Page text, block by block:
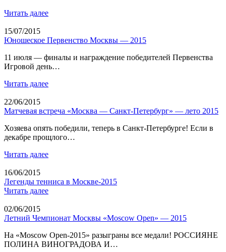
Читать далее
15/07/2015
Юношеское Первенство Москвы — 2015
11 июля — финалы и награждение победителей Первенства
Игровой день…
Читать далее
22/06/2015
Матчевая встреча «Москва — Санкт-Петербург» — лето 2015
Хозяева опять победили, теперь в Санкт-Петербурге! Если в
декабре прощлого…
Читать далее
16/06/2015
Легенды тенниса в Москве-2015
Читать далее
02/06/2015
Летний Чемпионат Москвы «Moscow Open» — 2015
На «Moscow Open-2015» разыграны все медали! РОССИЯНЕ
ПОЛИНА ВИНОГРАДОВА И…